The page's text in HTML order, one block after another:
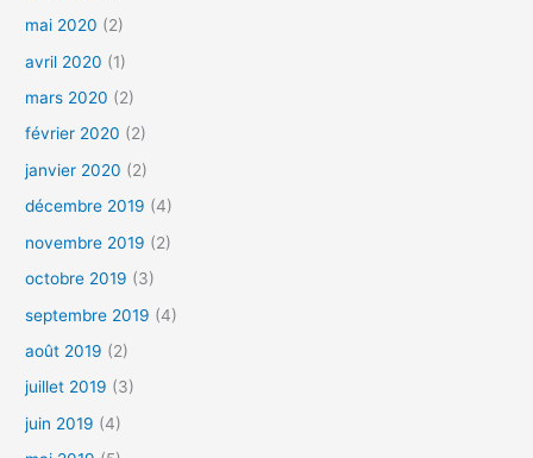
mai 2020 (2)
avril 2020 (1)
mars 2020 (2)
février 2020 (2)
janvier 2020 (2)
décembre 2019 (4)
novembre 2019 (2)
octobre 2019 (3)
septembre 2019 (4)
août 2019 (2)
juillet 2019 (3)
juin 2019 (4)